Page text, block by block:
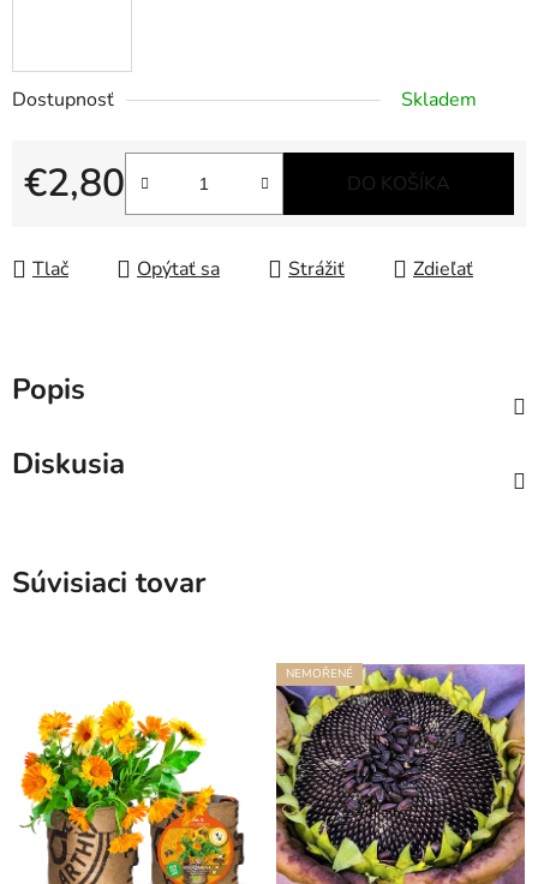
Dostupnosť Skladem
€2,80
Jednotková cena:
DO KOŠÍKA
Tlač Opýtať sa Strážiť Zdieľať
Popis
Diskusia
Súvisiaci tovar
NEMOŘENÉ